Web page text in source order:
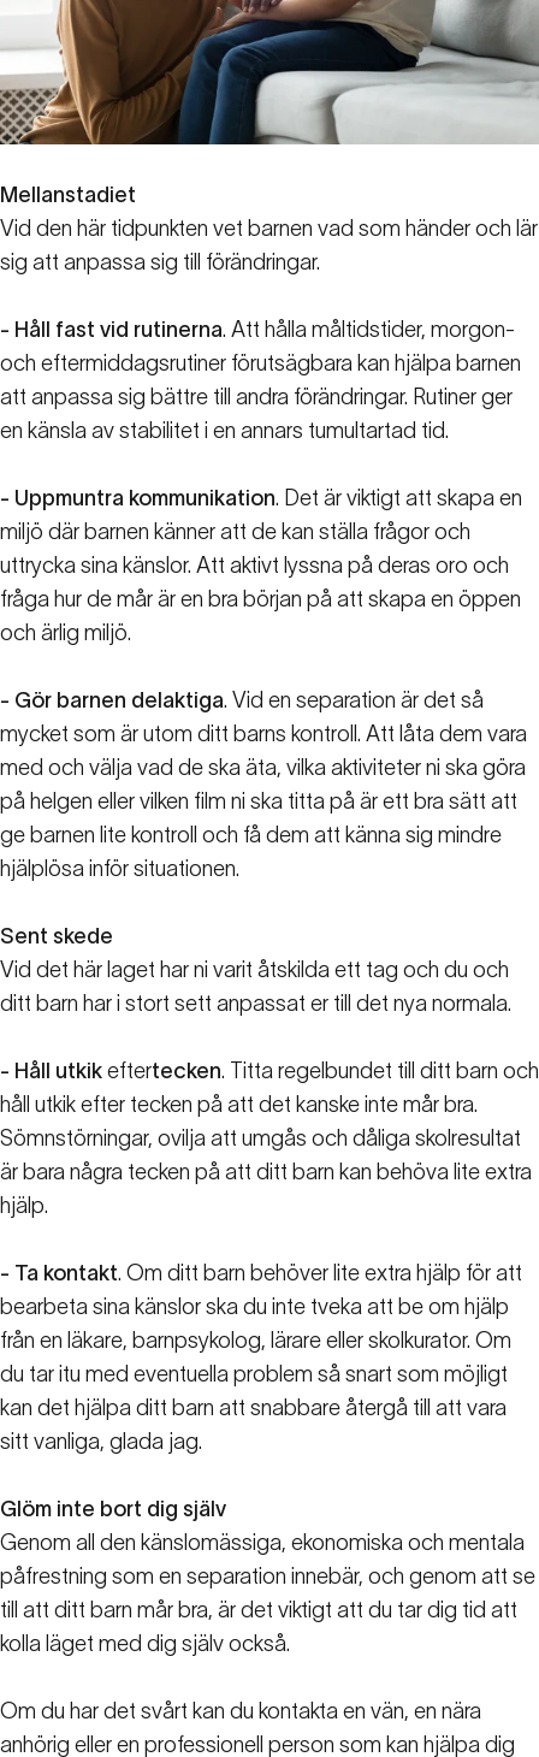
Mellanstadiet
Vid den här tidpunkten vet barnen vad som händer och lär
sig att anpassa sig till förändringar.
- Håll fast vid rutinerna. Att hålla måltidstider, morgon-
och eftermiddagsrutiner förutsägbara kan hjälpa barnen
att anpassa sig bättre till andra förändringar. Rutiner ger
en känsla av stabilitet i en annars tumultartad tid.
- Uppmuntra kommunikation. Det är viktigt att skapa en
miljö där barnen känner att de kan ställa frågor och
uttrycka sina känslor. Att aktivt lyssna på deras oro och
fråga hur de mår är en bra början på att skapa en öppen
och ärlig miljö.
- Gör barnen delaktiga. Vid en separation är det så
mycket som är utom ditt barns kontroll. Att låta dem vara
med och välja vad de ska äta, vilka aktiviteter ni ska göra
på helgen eller vilken film ni ska titta på är ett bra sätt att
ge barnen lite kontroll och få dem att känna sig mindre
hjälplösa inför situationen.
Sent skede
Vid det här laget har ni varit åtskilda ett tag och du och
ditt barn har i stort sett anpassat er till det nya normala.
- Håll utkik eftertecken. Titta regelbundet till ditt barn och
håll utkik efter tecken på att det kanske inte mår bra.
Sömnstörningar, ovilja att umgås och dåliga skolresultat
är bara några tecken på att ditt barn kan behöva lite extra
hjälp.
- Ta kontakt. Om ditt barn behöver lite extra hjälp för att
bearbeta sina känslor ska du inte tveka att be om hjälp
från en läkare, barnpsykolog, lärare eller skolkurator. Om
du tar itu med eventuella problem så snart som möjligt
kan det hjälpa ditt barn att snabbare återgå till att vara
sitt vanliga, glada jag.
Glöm inte bort dig själv
Genom all den känslomässiga, ekonomiska och mentala
påfrestning som en separation innebär, och genom att se
till att ditt barn mår bra, är det viktigt att du tar dig tid att
kolla läget med dig själv också.
Om du har det svårt kan du kontakta en vän, en nära
anhörig eller en professionell person som kan hjälpa dig